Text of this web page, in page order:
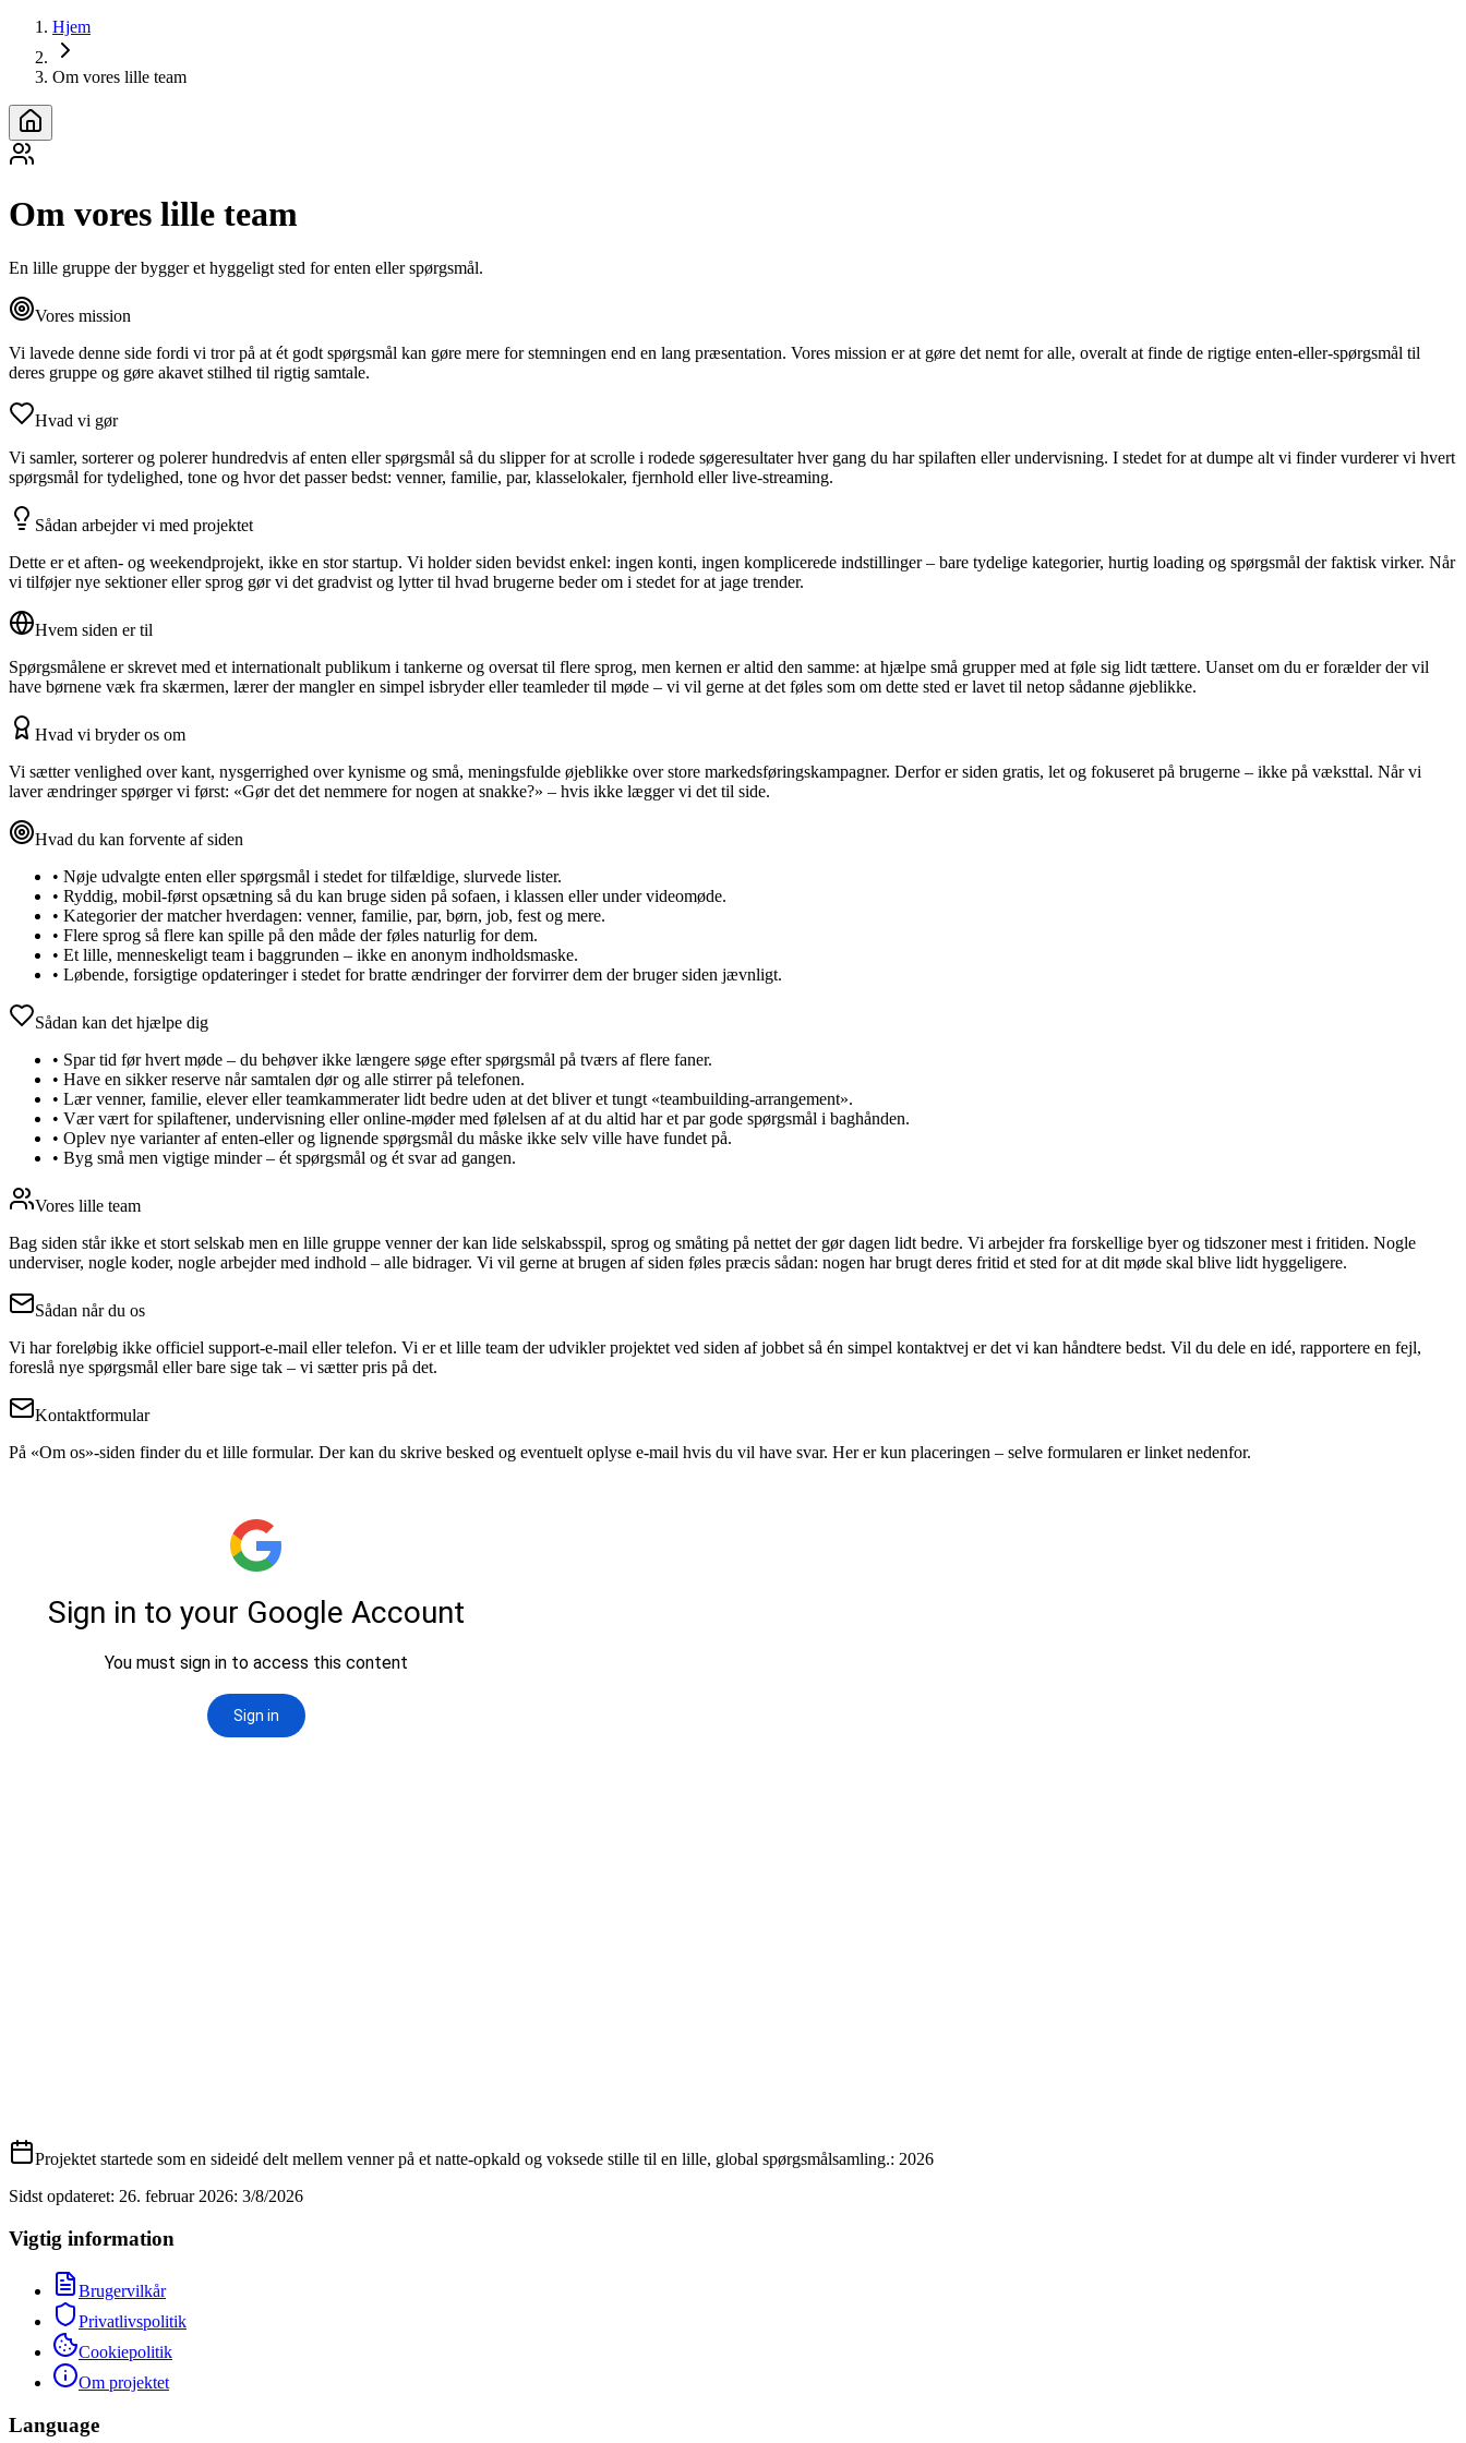
Hjem
Om vores lille team
Om vores lille team
En lille gruppe der bygger et hyggeligt sted for enten eller spørgsmål.
Vores mission
Vi lavede denne side fordi vi tror på at ét godt spørgsmål kan gøre mere for stemningen end en lang præsentation. Vores mission er at gøre det nemt for alle, overalt at finde de rigtige enten-eller-spørgsmål til
deres gruppe og gøre akavet stilhed til rigtig samtale.
Hvad vi gør
Vi samler, sorterer og polerer hundredvis af enten eller spørgsmål så du slipper for at scrolle i rodede søgeresultater hver gang du har spilaften eller undervisning. I stedet for at dumpe alt vi finder vurderer vi hvert
spørgsmål for tydelighed, tone og hvor det passer bedst: venner, familie, par, klasselokaler, fjernhold eller live-streaming.
Sådan arbejder vi med projektet
Dette er et aften- og weekendprojekt, ikke en stor startup. Vi holder siden bevidst enkel: ingen konti, ingen komplicerede indstillinger – bare tydelige kategorier, hurtig loading og spørgsmål der faktisk virker. Når
vi tilføjer nye sektioner eller sprog gør vi det gradvist og lytter til hvad brugerne beder om i stedet for at jage trender.
Hvem siden er til
Spørgsmålene er skrevet med et internationalt publikum i tankerne og oversat til flere sprog, men kernen er altid den samme: at hjælpe små grupper med at føle sig lidt tættere. Uanset om du er forælder der vil
have børnene væk fra skærmen, lærer der mangler en simpel isbryder eller teamleder til møde – vi vil gerne at det føles som om dette sted er lavet til netop sådanne øjeblikke.
Hvad vi bryder os om
Vi sætter venlighed over kant, nysgerrighed over kynisme og små, meningsfulde øjeblikke over store markedsføringskampagner. Derfor er siden gratis, let og fokuseret på brugerne – ikke på væksttal. Når vi
laver ændringer spørger vi først: «Gør det det nemmere for nogen at snakke?» – hvis ikke lægger vi det til side.
Hvad du kan forvente af siden
• Nøje udvalgte enten eller spørgsmål i stedet for tilfældige, slurvede lister.
• Ryddig, mobil-først opsætning så du kan bruge siden på sofaen, i klassen eller under videomøde.
• Kategorier der matcher hverdagen: venner, familie, par, børn, job, fest og mere.
• Flere sprog så flere kan spille på den måde der føles naturlig for dem.
• Et lille, menneskeligt team i baggrunden – ikke en anonym indholdsmaske.
• Løbende, forsigtige opdateringer i stedet for bratte ændringer der forvirrer dem der bruger siden jævnligt.
Sådan kan det hjælpe dig
• Spar tid før hvert møde – du behøver ikke længere søge efter spørgsmål på tværs af flere faner.
• Have en sikker reserve når samtalen dør og alle stirrer på telefonen.
• Lær venner, familie, elever eller teamkammerater lidt bedre uden at det bliver et tungt «teambuilding-arrangement».
• Vær vært for spilaftener, undervisning eller online-møder med følelsen af at du altid har et par gode spørgsmål i baghånden.
• Oplev nye varianter af enten-eller og lignende spørgsmål du måske ikke selv ville have fundet på.
• Byg små men vigtige minder – ét spørgsmål og ét svar ad gangen.
Vores lille team
Bag siden står ikke et stort selskab men en lille gruppe venner der kan lide selskabsspil, sprog og småting på nettet der gør dagen lidt bedre. Vi arbejder fra forskellige byer og tidszoner mest i fritiden. Nogle
underviser, nogle koder, nogle arbejder med indhold – alle bidrager. Vi vil gerne at brugen af siden føles præcis sådan: nogen har brugt deres fritid et sted for at dit møde skal blive lidt hyggeligere.
Sådan når du os
Vi har foreløbig ikke officiel support-e-mail eller telefon. Vi er et lille team der udvikler projektet ved siden af jobbet så én simpel kontaktvej er det vi kan håndtere bedst. Vil du dele en idé, rapportere en fejl,
foreslå nye spørgsmål eller bare sige tak – vi sætter pris på det.
Kontaktformular
På «Om os»-siden finder du et lille formular. Der kan du skrive besked og eventuelt oplyse e-mail hvis du vil have svar. Her er kun placeringen – selve formularen er linket nedenfor.
Projektet startede som en sideidé delt mellem venner på et natte-opkald og voksede stille til en lille, global spørgsmålsamling.: 2026
Sidst opdateret: 26. februar 2026: 3/8/2026
Vigtig information
Brugervilkår
Privatlivspolitik
Cookiepolitik
Om projektet
Language